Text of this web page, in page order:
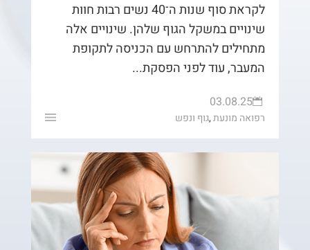
לקראת סוף שנות ה־40 נשים רבות חוות
שינויים במשקל הגוף שלהן. שינויים אלה
מתחילים להתרחש עם הכניסה לתקופת
המעבר, עוד לפני הפסקת...

03.08.25
גוף ונפש,רפואה מונעת